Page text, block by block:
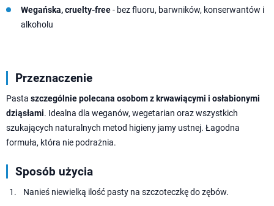
Wegańska, cruelty-free- bez fluoru, barwników, konserwantów i
alkoholu
Przeznaczenie
Pasta szczególnie polecana osobom z krwawiącymi i osłabionymi
dziąsłami. Idealna dla weganów, wegetarian oraz wszystkich
szukających naturalnych metod higieny jamy ustnej. Łagodna
formuła, która nie podrażnia.
Sposób użycia
Nanieś niewielką ilość pasty na szczoteczkę do zębów.